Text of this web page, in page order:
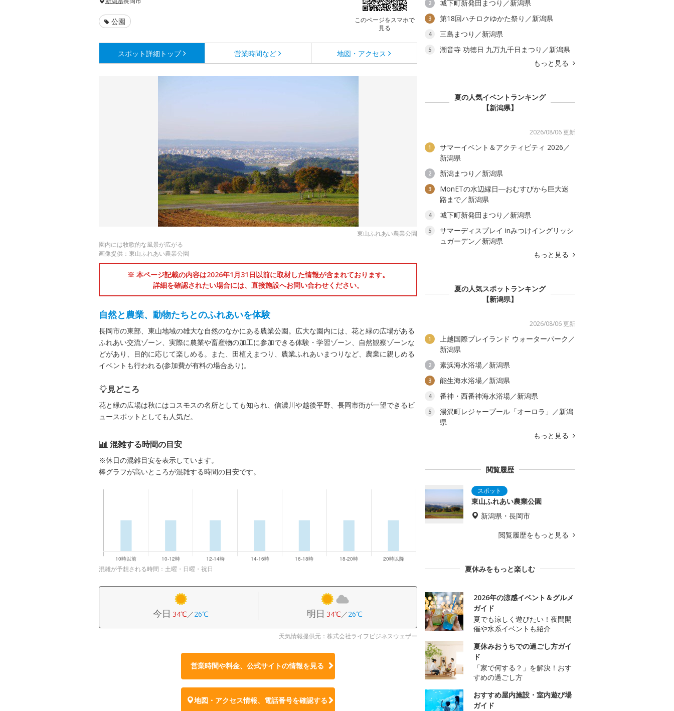
このページをスマホで
見る
公園
スポット詳細 トップ 営業時間など 地図・アクセス
東山ふれあい農業公園
園内には牧歌的な風景が広がる
画像提供：東山ふれあい農業公園
※ 本ページ記載の内容は2026年1月31日以前に取材した情報が含まれております。
詳細を確認されたい場合には、直接施設へお問い合わせください。
自然と農業、動物たちとのふれあいを体験
長岡市の東部、東山地域の雄大な自然のなかにある農業公園。広大な園内には、花と緑の広場がある
ふれあい交流ゾーン、実際に農業や畜産物の加工に参加できる体験・学習ゾーン、自然観察ゾーンな
どがあり、目的に応じて楽しめる。また、田植えまつり、農業ふれあいまつりなど、農業に親しめる
イベントも行われる(参加費が有料の場合あり)。
見どころ
花と緑の広場は秋にはコスモスの名所としても知られ、信濃川や越後平野、長岡市街が一望できるビ
ュースポットとしても人気だ。
混雑する時間の目安
※休日の混雑目安を表示しています。
棒グラフが高いところが混雑する時間の目安です。
混雑が予想される時間：土曜・日曜・祝日
今日 34℃／26℃ 明日 34℃／26℃
天気情報提供元：株式会社ライフビジネスウェザー
営業時間や料金、公式サイトの情報を見る
地図・アクセス情報、電話番号を確認する
2 城下町新発田まつり／新潟県
3 第18回ハチロクゆかた祭り／新潟県
4 三島まつり／新潟県
5
潮音寺 功徳日 九万九千日まつり／新潟県
もっと見る
夏の人気イベントランキング
【新潟県】
2026/08/06 更新
1
サマーイベント＆アクティビティ 2026／
新潟県
2 新潟まつり／新潟県
3
MonETの水辺縁日―おむすびから巨大迷
路まで／新潟県
4 城下町新発田まつり／新潟県
5
サマーディスプレイ inみつけイングリッシ
ュガーデン／新潟県
もっと見る
夏の人気スポットランキング
【新潟県】
2026/08/06 更新
1
上越国際プレイランド ウォーターパーク／
新潟県
2 素浜海水浴場／新潟県
3 能生海水浴場／新潟県
4 番神・西番神海水浴場／新潟県
5
湯沢町レジャープール「オーロラ」／新潟
県
もっと見る
閲覧履歴
東山ふれあい農業公園
新潟県・長岡市
閲覧履歴をもっと見る
夏休みをもっと楽しむ
2026年の涼感イベント＆グルメ
ガイド
夏でも涼しく遊びたい！夜間開
催や水系イベントも紹介
夏休みおうちでの過ごし方ガイ
ド
「家で何する？」を解決！おす
すめの過ごし方
おすすめ屋内施設・室内遊び場
ガイド